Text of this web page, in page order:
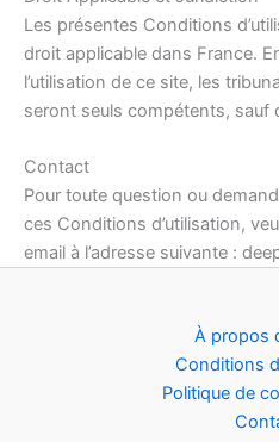
Les présentes Conditions
droit applicable dans France.
l’utilisation de ce site, les
seront seuls compétents, sauf
Contact
Pour toute question ou
ces Conditions d’utilisation,
email à l’adresse suivante :
À propos
Conditions
Politique de